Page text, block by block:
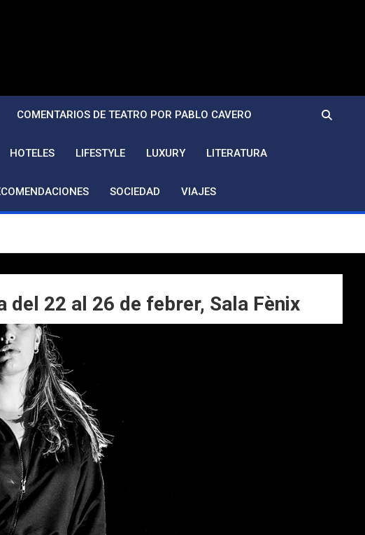
COMENTARIOS DE TEATRO POR PABLO CAVERO
HOTELES LIFESTYLE LUXURY LITERATURA
SOCIEDAD VIAJES
22 al 26 de febrer, Sala Fènix